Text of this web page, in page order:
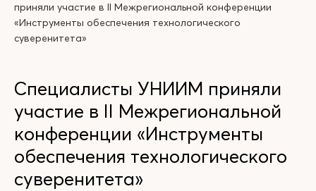
приняли участие в II Межрегиональной конференции
«Инструменты обеспечения технологического
суверенитета»
Специалисты УНИИМ приняли
участие в II Межрегиональной
конференции «Инструменты
обеспечения технологического
суверенитета»